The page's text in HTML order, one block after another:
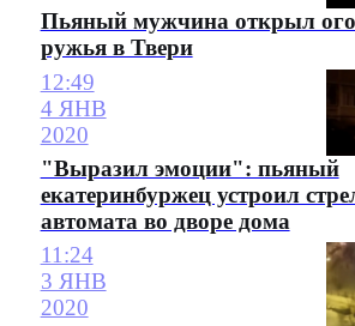
Пьяный мужчина открыл
ружья в Твери
12:49
4 ЯНВ
2020
"Выразил эмоции": пьяный
екатеринбуржец устроил
автомата во дворе дома
11:24
3 ЯНВ
2020